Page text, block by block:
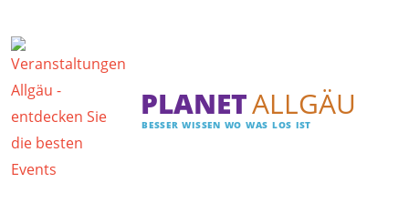
PLANETALLGÄU
BESSER WISSEN WO WAS LOS IST